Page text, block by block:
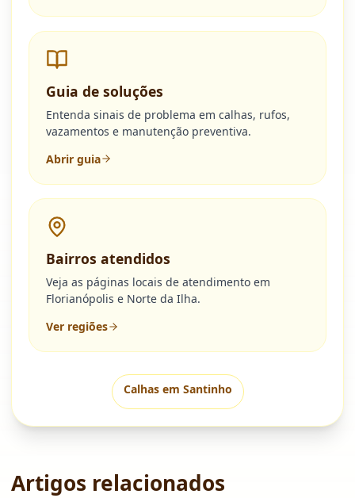
Guia de soluções
Entenda sinais de problema em calhas, rufos,
vazamentos e manutenção preventiva.
Abrir guia
Bairros atendidos
Veja as páginas locais de atendimento em
Florianópolis e Norte da Ilha.
Ver regiões
Calhas em Santinho
Artigos relacionados